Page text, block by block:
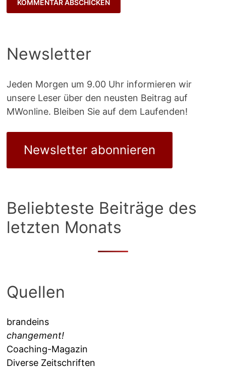
Newsletter
Jeden Morgen um 9.00 Uhr informieren wir
unsere Leser über den neusten Beitrag auf
MWonline. Bleiben Sie auf dem Laufenden!
Newsletter abonnieren
Beliebteste Beiträge des
letzten Monats
Quellen
brandeins
changement!
Coaching-Magazin
Diverse Zeitschriften